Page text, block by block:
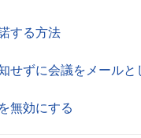
する方法
せずに会議をメールと
無効にする